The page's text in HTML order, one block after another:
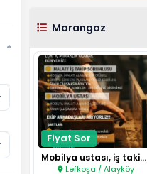
›
Marangoz
Fiyat Sor
Mobilya ustası, iş takip sorum..
Lefkoşa / Alayköy